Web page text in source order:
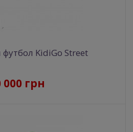
KidiGo Street
000 грн